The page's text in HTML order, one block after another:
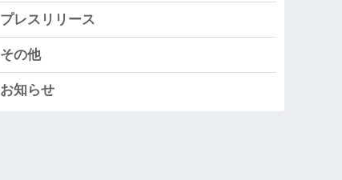
プレスリリース
その他
お知らせ